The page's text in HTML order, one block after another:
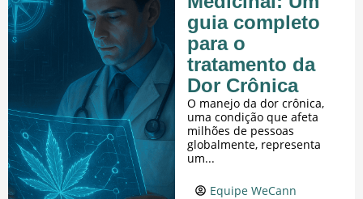
guia completo
para o
tratamento da
Dor Crônica
O manejo da dor crônica,
uma condição que afeta
milhões de pessoas
globalmente, representa
um...
Equipe WeCann